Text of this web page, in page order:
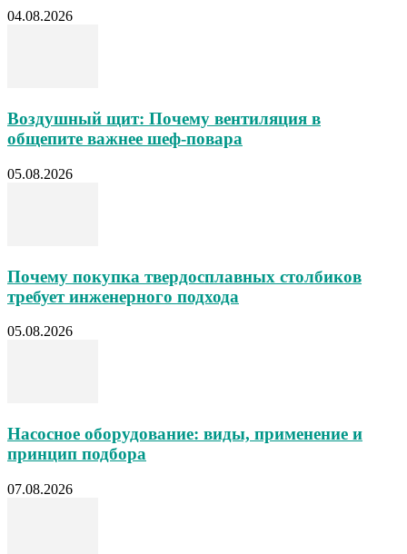
04.08.2026
Воздушный щит: Почему вентиляция в
общепите важнее шеф-повара
05.08.2026
Почему покупка твердосплавных столбиков
требует инженерного подхода
05.08.2026
Насосное оборудование: виды, применение и
принцип подбора
07.08.2026